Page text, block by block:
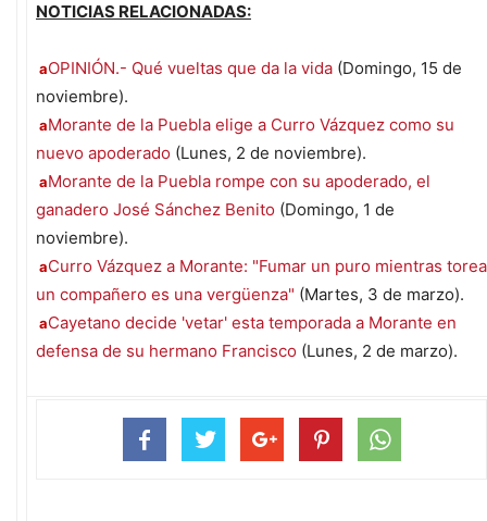
NOTICIAS RELACIONADAS:
aOPINIÓN.- Qué vueltas que da la vida (Domingo, 15 de
noviembre).
aMorante de la Puebla elige a Curro Vázquez como su
nuevo apoderado (Lunes, 2 de noviembre).
aMorante de la Puebla rompe con su apoderado, el
ganadero José Sánchez Benito (Domingo, 1 de
noviembre).
aCurro Vázquez a Morante: "Fumar un puro mientras torea
un compañero es una vergüenza" (Martes, 3 de marzo).
aCayetano decide 'vetar' esta temporada a Morante en
defensa de su hermano Francisco (Lunes, 2 de marzo).